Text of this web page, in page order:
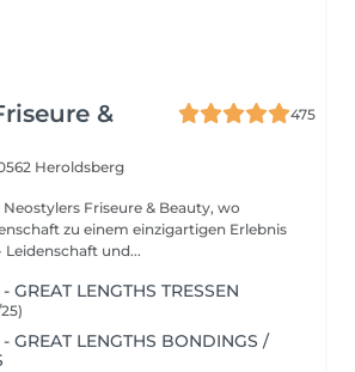
&
475
Heroldsberg
Friseure & Beauty, wo
zu einem einzigartigen Erlebnis
-** **- Leidenschaft und...
GREAT LENGTHS TRESSEN
GREAT LENGTHS BONDINGS /